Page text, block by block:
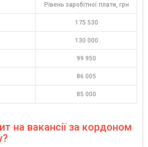
Рівень заробітної плати, грн
175 530
130 000
99 950
86 005
85 000
на вакансії за кордоном